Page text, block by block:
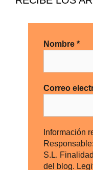
Nombre *
Correo
Información
S.L.
del blog.